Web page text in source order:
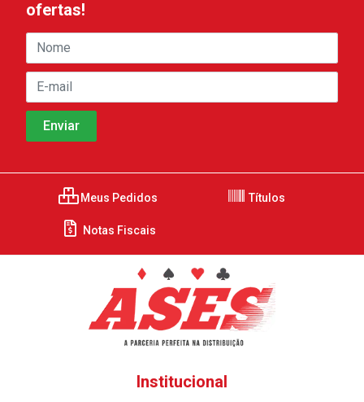
ofertas!
Meus Pedidos Títulos
Notas Fiscais
Institucional